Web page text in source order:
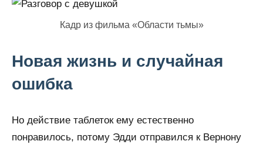
Кадр из фильма «Области тьмы»
Новая жизнь и случайная
ошибка
Но действие таблеток ему естественно
понравилось, потому Эдди отправился к Вернону